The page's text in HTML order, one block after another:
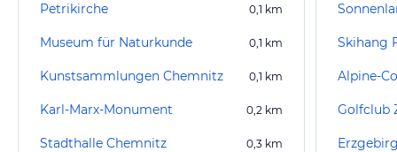
Petrikirche 0,1 km
Museum für Naturkunde 0,1 km
Kunstsammlungen Chemnitz 0,1 km
Karl-Marx-Monument 0,2 km
Stadthalle Chemnitz 0,3 km
Skihang
Golfclub